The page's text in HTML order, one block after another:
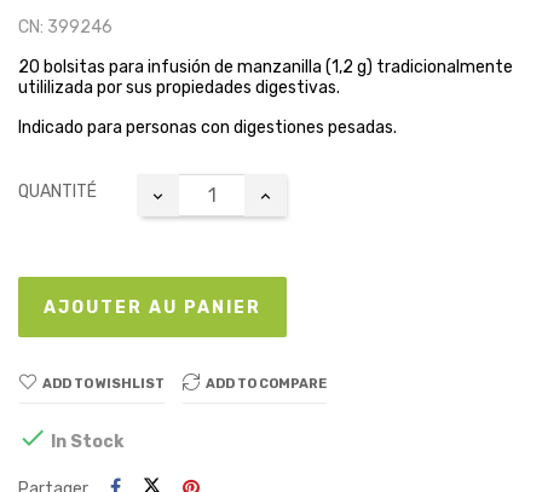
CN: 399246
20 bolsitas para infusión de manzanilla (1,2 g) tradicionalmente
utililizada por sus propiedades digestivas.
Indicado para personas con digestiones pesadas.
QUANTITÉ
AJOUTER AU PANIER
ADD TO WISHLIST ADD TO COMPARE
 In Stock